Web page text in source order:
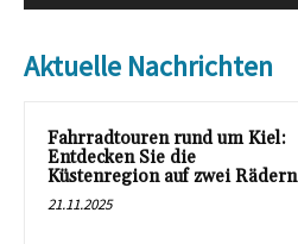
Aktuelle Nachrichten
Fahrradtouren rund um Kiel:
Entdecken Sie die
Küstenregion auf zwei Rädern
21.11.2025